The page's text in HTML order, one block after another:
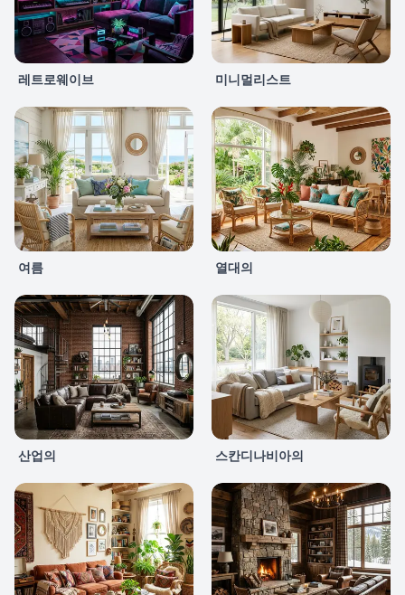
레트로웨이브 미니멀리스트
여름 열대의
산업의 스칸디나비아의